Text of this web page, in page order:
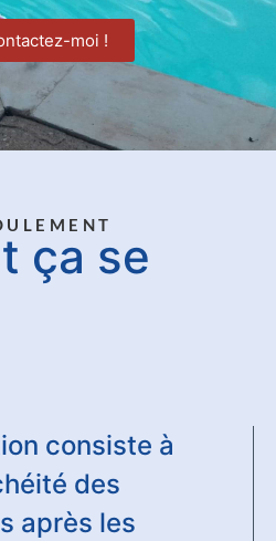
moi !
ça se
consiste à
des
après les